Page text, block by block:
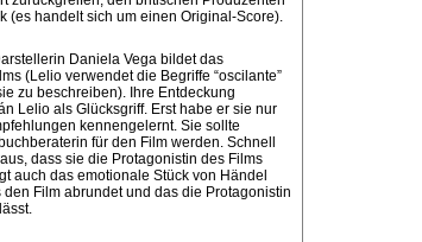
(es handelt sich um einen Original-Score).
Daniela Vega bildet das
(Lelio verwendet die Begriffe “oscilante”
zu beschreiben). Ihre Entdeckung
Lelio als Glücksgriff. Erst habe er sie nur
kennengelernt. Sie sollte
für den Film werden. Schnell
dass sie die Protagonistin des Films
auch das emotionale Stück von Händel
den Film abrundet und das die Protagonistin